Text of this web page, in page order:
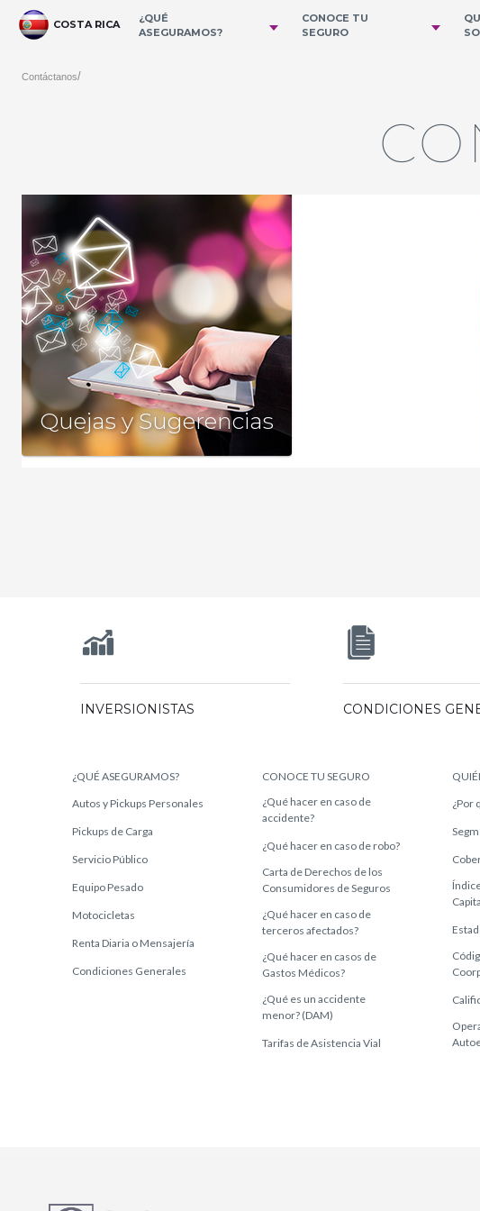
跳转到主内容
COSTA RICA
¿QUÉ
ASEGURAMOS?
CONOCE TU
SEGURO
Contáctanos/
Quejas y Sugerencias
INVERSIONISTAS CONDICIONES
¿QUÉ ASEGURAMOS?
Autos y Pickups Personales
Pickups de Carga
Servicio Público
Equipo Pesado
Motocicletas
Renta Diaria o Mensajería
Condiciones Generales
CONOCE TU SEGURO
¿Qué hacer en caso de
accidente?
¿Qué hacer en caso de robo?
Carta de Derechos de los
Consumidores de Seguros
¿Qué hacer en caso de
terceros afectados?
¿Qué hacer en casos de
Gastos Médicos?
¿Qué es un accidente
menor? (DAM)
Tarifas de Asistencia Vial
¿Por